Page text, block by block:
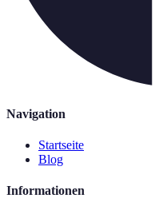
Navigation
Startseite
Blog
Informationen